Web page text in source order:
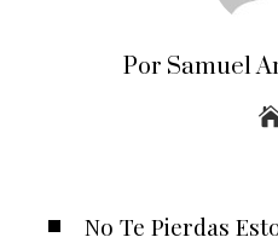
Por Samuel
No Te Pierdas